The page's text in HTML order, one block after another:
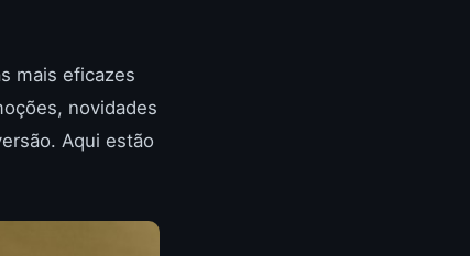
mais eficazes
novidades
Aqui estão